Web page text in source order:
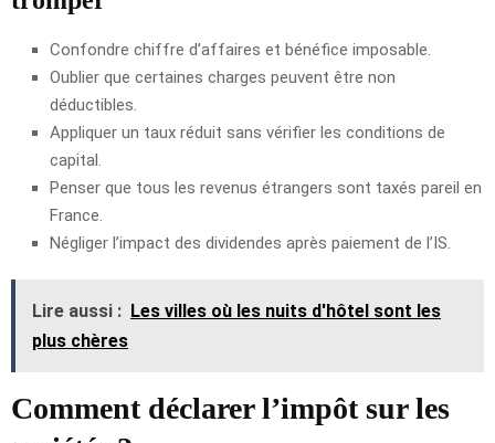
Confondre chiffre d’affaires et bénéfice imposable.
Oublier que certaines charges peuvent être non
déductibles.
Appliquer un taux réduit sans vérifier les conditions de
capital.
Penser que tous les revenus étrangers sont taxés pareil en
France.
Négliger l’impact des dividendes après paiement de l’IS.
Lire aussi : Les villes où les nuits d'hôtel sont les
plus chères
Comment déclarer l’impôt sur les